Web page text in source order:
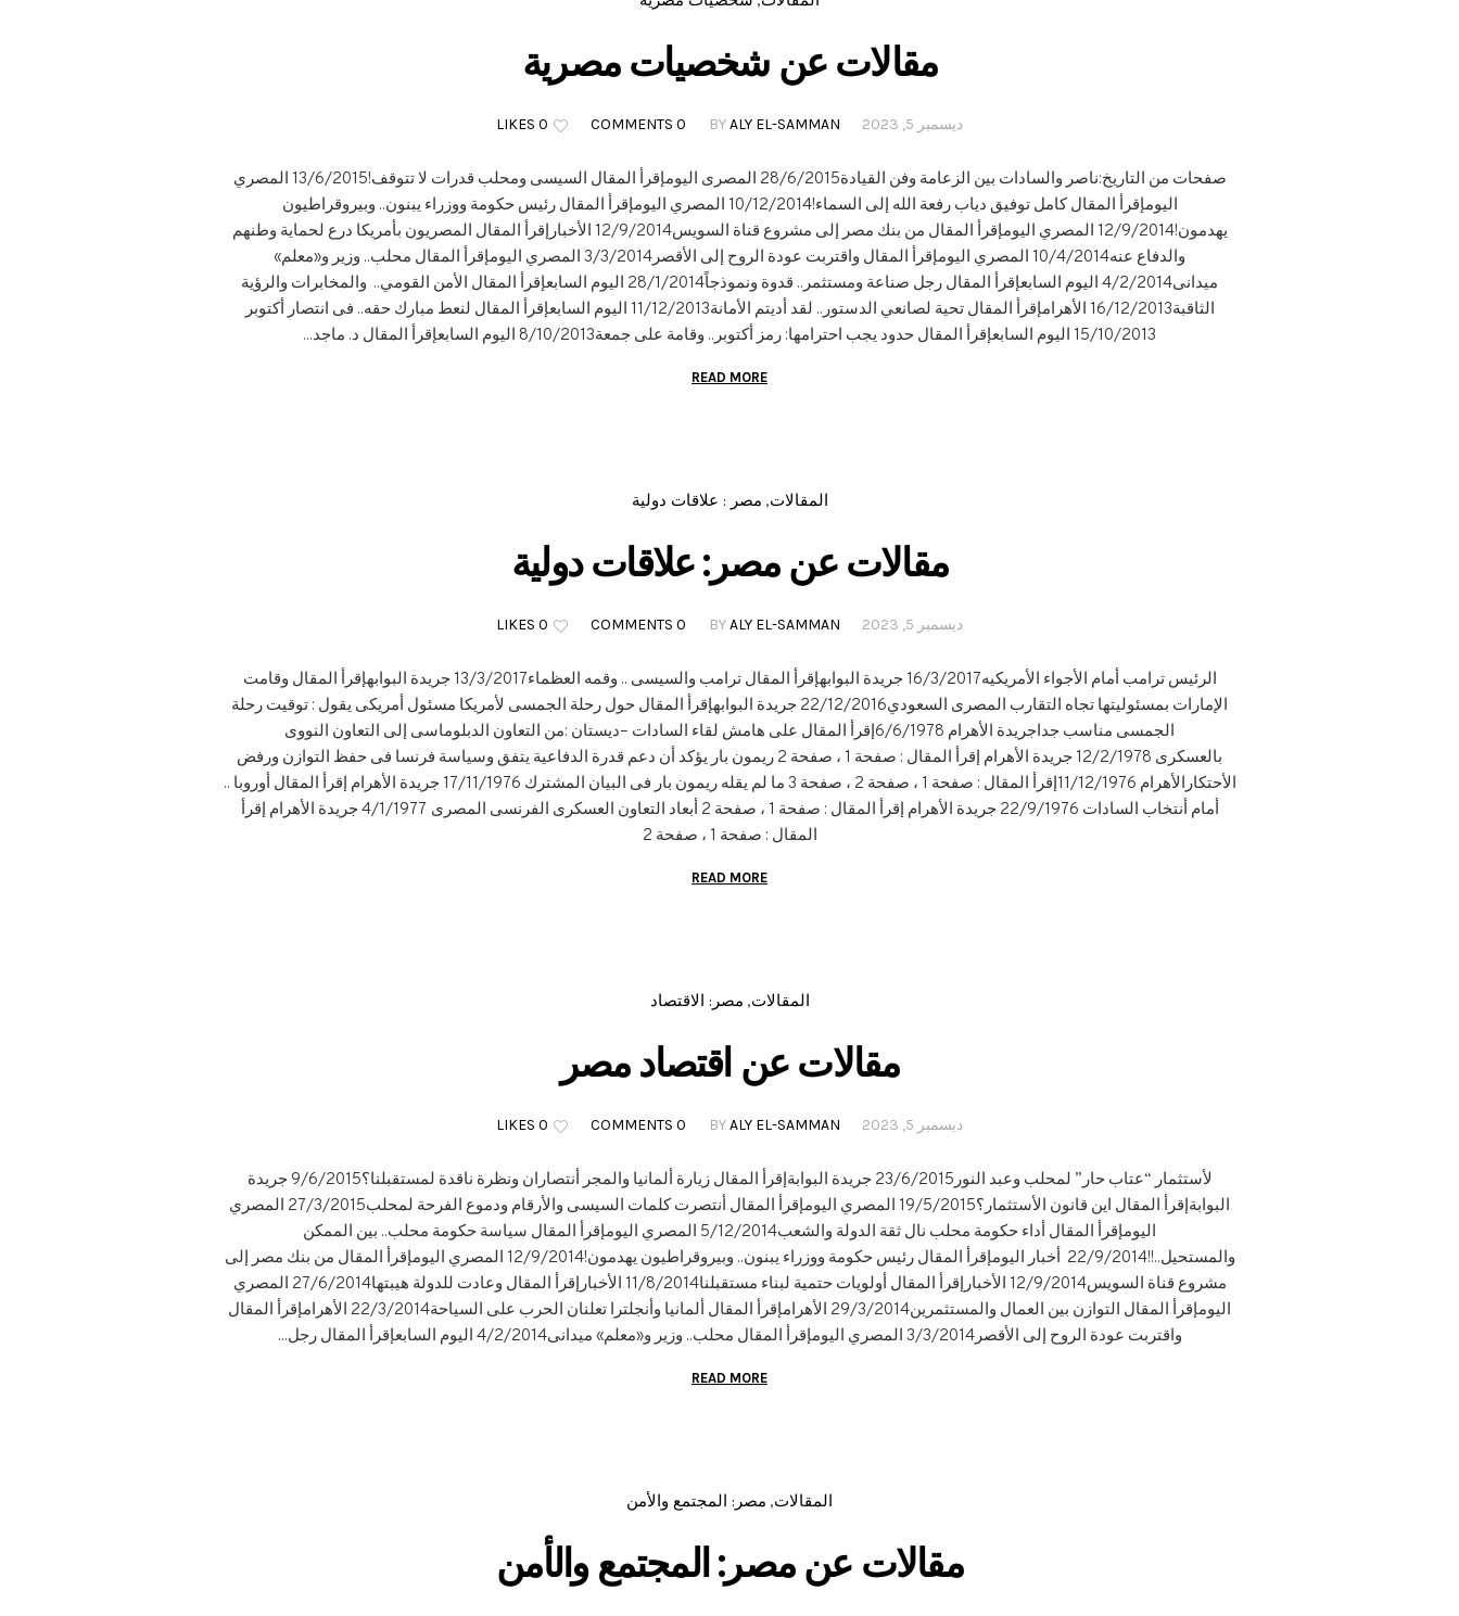
مقالات عن شخصيات مصرية
ديسمبر 5, 2023 BYALY EL-SAMMAN
0 COMMENTS
0 LIKES
صفحات من التاريخ:ناصر والسادات بين الزعامة وفن القيادة28/6/2015 المصرى اليومإقرأ المقال السيسى ومحلب قدرات لا تتوقف!13/6/2015 المصري
اليومإقرأ المقال كامل توفيق دياب رفعة الله إلى السماء!10/12/2014 المصري اليومإقرأ المقال رئيس حكومة ووزراء يبنون.. وبيروقراطيون
يهدمون!12/9/2014 المصري اليومإقرأ المقال من بنك مصر إلى مشروع قناة السويس12/9/2014 الأخبارإقرأ المقال المصريون بأمريكا درع لحماية وطنهم
والدفاع عنه10/4/2014 المصري اليومإقرأ المقال واقتربت عودة الروح إلى الأقصر3/3/2014 المصري اليومإقرأ المقال محلب.. وزير و«معلم»
ميدانى4/2/2014 اليوم السابعإقرأ المقال رجل صناعة ومستثمر.. قدوة ونموذجاً28/1/2014 اليوم السابعإقرأ المقال الأمن القومي.. والمخابرات والرؤية
الثاقبة16/12/2013 الأهرامإقرأ المقال تحية لصانعي الدستور.. لقد أديتم الأمانة11/12/2013 اليوم السابعإقرأ المقال لنعط مبارك حقه.. فى انتصار أكتوبر
READ MORE
المقالات, مصر : علاقات دولية
مقالات عن مصر: علاقات دولية
ديسمبر 5, 2023 BYALY EL-SAMMAN
0 COMMENTS
0 LIKES
الرئيس ترامب أمام الأجواء الأمريكيه16/3/2017 جريدة البوابهإقرأ المقال ترامب والسيسى .. وقمه العظماء13/3/2017 جريدة البوابهإقرأ المقال وقامت
الإمارات بمسئوليتها تجاه التقارب المصرى السعودي22/12/2016 جريدة البوابهإقرأ المقال حول رحلة الجمسى لأمريكا مسئول أمريكى يقول : توقيت رحلة
الجمسى مناسب جداجريدة الأهرام 6/6/1978إقرأ المقال على هامش لقاء السادات –ديستان :من التعاون الدبلوماسى إلى التعاون النووى
بالعسكرى 12/2/1978 جريدة الأهرام إقرأ المقال : صفحة 1 ، صفحة 2 ريمون بار يؤكد أن دعم قدرة الدفاعية يتفق وسياسة فرنسا فى حفظ التوازن ورفض
الأحتكارالأهرام 11/12/1976إقرأ المقال : صفحة 1 ، صفحة 2 ، صفحة 3 ما لم يقله ريمون بار فى البيان المشترك 17/11/1976 جريدة الأهرام إقرأ المقال أوروبا ..
أمام أنتخاب السادات 22/9/1976 جريدة الأهرام إقرأ المقال : صفحة 1 ، صفحة 2 أبعاد التعاون العسكرى الفرنسى المصرى 4/1/1977 جريدة الأهرام إقرأ
المقال : صفحة 1 ، صفحة 2
READ MORE
المقالات, مصر: الاقتصاد
مقالات عن اقتصاد مصر
ديسمبر 5, 2023 BYALY EL-SAMMAN
0 COMMENTS
0 LIKES
لأستثمار “عتاب حار” لمحلب وعبد النور23/6/2015 جريدة البوابةإقرأ المقال زيارة ألمانيا والمجر أنتصاران ونظرة ناقدة لمستقبلنا؟9/6/2015 جريدة
البوابةإقرأ المقال اين قانون الأستثمار؟19/5/2015 المصري اليومإقرأ المقال أنتصرت كلمات السيسى والأرقام ودموع الفرحة لمحلب27/3/2015 المصري
اليومإقرأ المقال أداء حكومة محلب نال ثقة الدولة والشعب5/12/2014 المصري اليومإقرأ المقال سياسة حكومة محلب.. بين الممكن
والمستحيل..!!22/9/2014 أخبار اليومإقرأ المقال رئيس حكومة ووزراء يبنون.. وبيروقراطيون يهدمون!12/9/2014 المصري اليومإقرأ المقال من بنك مصر إلى
مشروع قناة السويس12/9/2014 الأخبارإقرأ المقال أولويات حتمية لبناء مستقبلنا11/8/2014 الأخبارإقرأ المقال وعادت للدولة هيبتها27/6/2014 المصري
اليومإقرأ المقال التوازن بين العمال والمستثمرين29/3/2014 الأهرامإقرأ المقال ألمانيا وأنجلترا تعلنان الحرب على السياحة22/3/2014 الأهرامإقرأ المقال
واقتربت عودة الروح إلى الأقصر3/3/2014 المصري اليومإقرأ المقال محلب.. وزير و«معلم» ميدانى4/2/2014 اليوم السابعإقرأ المقال رجل...
READ MORE
المقالات, مصر: المجتمع والأمن
مقالات عن مصر: المجتمع والأمن